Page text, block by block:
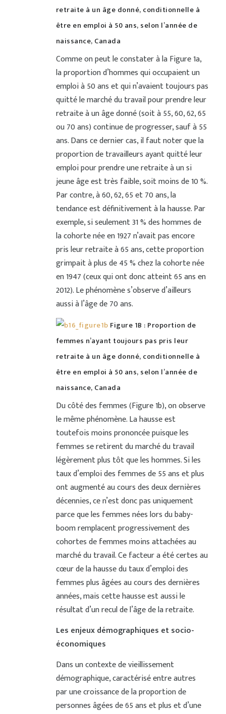
retraite à un âge donné, conditionnelle à
être en emploi à 50 ans, selon l’année de
naissance, Canada
Comme on peut le constater à la Figure 1a,
la proportion d’hommes qui occupaient un
emploi à 50 ans et qui n’avaient toujours pas
quitté le marché du travail pour prendre leur
retraite à un âge donné (soit à 55, 60, 62, 65
ou 70 ans) continue de progresser, sauf à 55
ans. Dans ce dernier cas, il faut noter que la
proportion de travailleurs ayant quitté leur
emploi pour prendre une retraite à un si
jeune âge est très faible, soit moins de 10 %.
Par contre, à 60, 62, 65 et 70 ans, la
tendance est définitivement à la hausse. Par
exemple, si seulement 31 % des hommes de
la cohorte née en 1927 n’avait pas encore
pris leur retraite à 65 ans, cette proportion
grimpait à plus de 45 % chez la cohorte née
en 1947 (ceux qui ont donc atteint 65 ans en
2012). Le phénomène s’observe d’ailleurs
aussi à l’âge de 70 ans.
Figure 1B : Proportion de
femmes n’ayant toujours pas pris leur
retraite à un âge donné, conditionnelle à
être en emploi à 50 ans, selon l’année de
naissance, Canada
Du côté des femmes (Figure 1b), on observe
le même phénomène. La hausse est
toutefois moins prononcée puisque les
femmes se retirent du marché du travail
légèrement plus tôt que les hommes. Si les
taux d’emploi des femmes de 55 ans et plus
ont augmenté au cours des deux dernières
décennies, ce n’est donc pas uniquement
parce que les femmes nées lors du baby-
boom remplacent progressivement des
cohortes de femmes moins attachées au
marché du travail. Ce facteur a été certes au
cœur de la hausse du taux d’emploi des
femmes plus âgées au cours des dernières
années, mais cette hausse est aussi le
résultat d’un recul de l’âge de la retraite.
Les enjeux démographiques et socio-
économiques
Dans un contexte de vieillissement
démographique, caractérisé entre autres
par une croissance de la proportion de
personnes âgées de 65 ans et plus et d’une